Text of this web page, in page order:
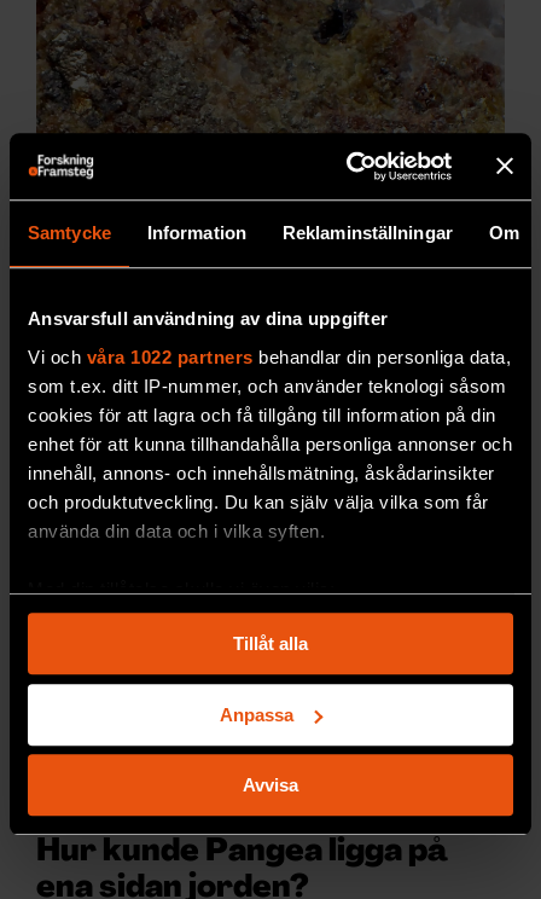
Samtycke Information Reklaminställningar Om
Ansvarsfull användning av dina uppgifter
Vi och våra 1022 partners behandlar din personliga data,
som t.ex. ditt IP-nummer, och använder teknologi såsom
cookies för att lagra och få tillgång till information på din
enhet för att kunna tillhandahålla personliga annonser och
innehåll, annons- och innehållsmätning, åskådarinsikter
och produktutveckling. Du kan själv välja vilka som får
använda din data och i vilka syften.
Med din tillåtelse skulle vi även vilja:
som kan ha en noggrannhet på upp till flera meter
Identifiera din enhet genom att aktivt skanna den
för specifika kännetecken (fingeravtryck)
Ta reda på mer om hur dina personliga uppgifter
helst från cookie-förklaringen.
Vi använder enhetsidentifierare för att anpassa innehållet
Tillåt alla
Anpassa
Avvisa
Nya ledtrådar till
Ny analysteknik pekar
mot att en typ av
guldmalm bildas ur vattenlösningar som trängt
upp i jordskorpan.
PREMIUM RYMD & FYSIK
Hur kunde Pangea ligga på
ena sidan jorden?